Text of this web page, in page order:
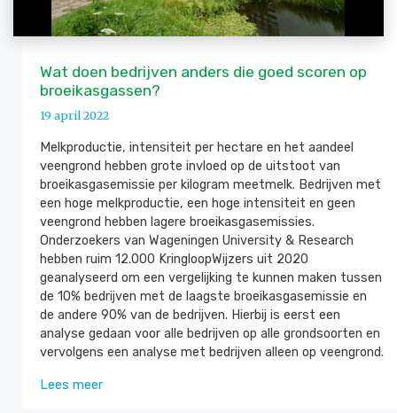
Wat doen bedrijven anders die goed scoren op
broeikasgassen?
19 april 2022
Melkproductie, intensiteit per hectare en het aandeel
veengrond hebben grote invloed op de uitstoot van
broeikasgasemissie per kilogram meetmelk. Bedrijven met
een hoge melkproductie, een hoge intensiteit en geen
veengrond hebben lagere broeikasgasemissies.
Onderzoekers van Wageningen University & Research
hebben ruim 12.000 KringloopWijzers uit 2020
geanalyseerd om een vergelijking te kunnen maken tussen
de 10% bedrijven met de laagste broeikasgasemissie en
de andere 90% van de bedrijven. Hierbij is eerst een
analyse gedaan voor alle bedrijven op alle grondsoorten en
vervolgens een analyse met bedrijven alleen op veengrond.
Lees meer